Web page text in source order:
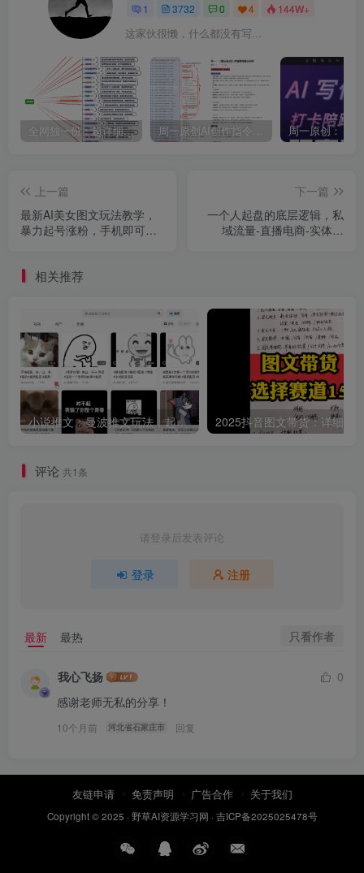
1 3732 0 4 144W+
这家伙很懒，什么都没有写...
全网独一份：超详细的40+个自媒体赛道领域解析手册，让你的内容创作不再局限！ 周一原创AI创作指令词：30+个领域赛道的创作提示词集合
上一篇
最新AI美女图文玩法教学，
暴力起号涨粉，手机即可操
下一篇
一个人起盘的底层逻辑，私
域流量-直播电商-实体获
相关推荐
小说推文：曼波推文玩法，起号快，流量猛，一天收益1k+
评论 共1条
请登录后发表评论
登录 注册
最新 最热 只看作者
我心飞扬
0
感谢老师无私的分享！
10个月前 河北省石家庄市 回复
友链申请 免责声明 广告合作 关于我们
Copyright © 2025 · 野草AI资源学习网 · 吉ICP备2025025478号